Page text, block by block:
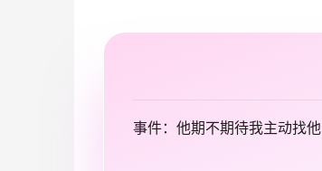
事件：他期不期待我主动找他